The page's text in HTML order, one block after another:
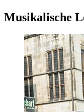
Musikalische